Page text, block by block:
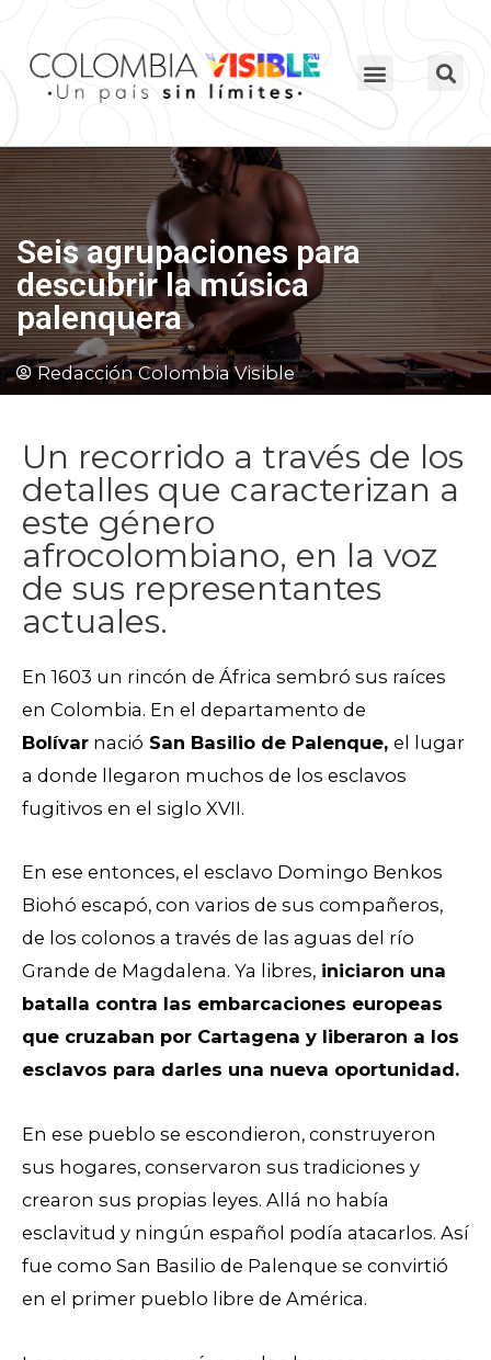
Seis agrupaciones para
descubrir la música
palenquera
Redacción Colombia Visible
Un recorrido a través de los
detalles que caracterizan a
este género
afrocolombiano, en la voz
de sus representantes
actuales.
En 1603 un rincón de África sembró sus raíces
en Colombia. En el departamento de
Bolívar nació San Basilio de Palenque, el lugar
a donde llegaron muchos de los esclavos
fugitivos en el siglo XVII.
En ese entonces, el esclavo Domingo Benkos
Biohó escapó, con varios de sus compañeros,
de los colonos a través de las aguas del río
Grande de Magdalena. Ya libres, iniciaron una
batalla contra las embarcaciones europeas
que cruzaban por Cartagena y liberaron a los
esclavos para darles una nueva oportunidad.
En ese pueblo se escondieron, construyeron
sus hogares, conservaron sus tradiciones y
crearon sus propias leyes. Allá no había
esclavitud y ningún español podía atacarlos. Así
fue como San Basilio de Palenque se convirtió
en el primer pueblo libre de América.